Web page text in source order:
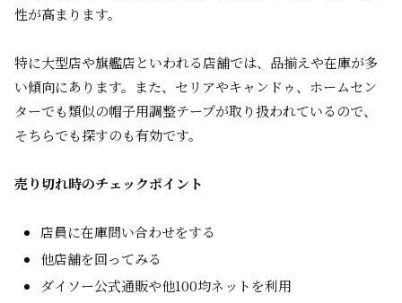
性が高まります。
特に大型店や旗艦店といわれる店舗では、品揃えや在庫が多
い傾向にあります。また、セリアやキャンドゥ、ホームセン
ターでも類似の帽子用調整テープが取り扱われているので、
そちらでも探すのも有効です。
売り切れ時のチェックポイント
店員に在庫問い合わせをする
他店舗を回ってみる
ダイソー公式通販や他100均ネットを利用